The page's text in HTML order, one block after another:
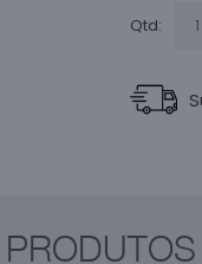
Qtd: